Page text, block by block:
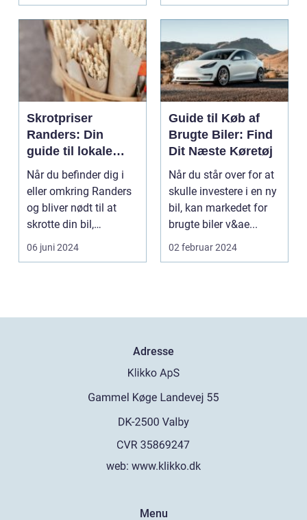
Skrotpriser
Randers: Din
guide til lokale
muligheder
Når du befinder dig i
eller omkring Randers
og bliver nødt til at
skrotte din bil,
gammelt jern elle...
06 juni 2024
Guide til Køb af
Brugte Biler: Find
Dit Næste Køretøj
Når du står over for at
skulle investere i en ny
bil, kan markedet for
brugte biler v&ae...
02 februar 2024
Adresse
web: www.klikko.dk
Menu